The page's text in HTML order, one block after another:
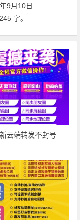
9月10日
字。
云端转发不封号